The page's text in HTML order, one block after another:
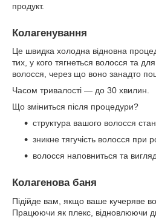
продукт.
Колагенування
Це швидка холодна відновна
тих, у кого тягнеться волосся та
волосся, через що воно занадто
Часом тривалості — до 30 хвилин.
Що зміниться після процедури?
структура вашого волосся
зникне тягучість волосся при
волосся наповниться та
Колагенова баня
Підійде вам, якщо ваше кучеряве
Працюючи як плекс, відновлюючи